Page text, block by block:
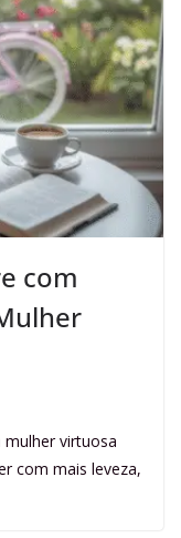
com
virtuosa
com mais leveza,